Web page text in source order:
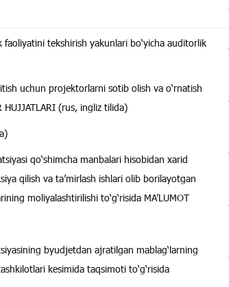
faoliyatini tekshirish yakunlari bo‘yicha auditorlik
uchun projektorlarni sotib olish va o‘rnatish
(rus, ingliz tilida)
qo‘shimcha manbalari hisobidan xarid
qilish va ta’mirlash ishlari olib borilayotgan
moliyalashtirilishi to‘g‘risida MA’LUMOT
byudjetdan ajratilgan mablag‘larning
kesimida taqsimoti to‘g‘risida